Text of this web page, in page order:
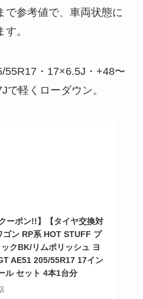
で参考値で、車両状態に
。
55R17・17×6.5J・+48〜
で軽くローダウン。
ーポン!!】【タイヤ交換対
ン RP系 HOT STUFF プ
クBK/リムポリッシュ ヨ
AE51 205/55R17 17イン
ル セット 4本1台分